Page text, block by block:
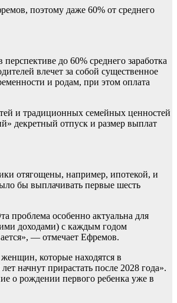
поэтому даже 60% от среднего
до 60% среднего заработка
влечет за собой существенное
и родам, при этом оплата
и традиционных семейных ценностей
декретный отпуск и размер выплат
отягощены, например, ипотекой, и
бы выплачивать первые шесть
проблема особенно актуальна для
доходами) с каждым годом
— отмечает Ефремов.
которые находятся в
начнут прирастать после 2028 года».
о рождении первого ребенка уже в